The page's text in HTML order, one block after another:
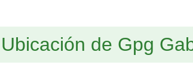
Ubicación de Gpg